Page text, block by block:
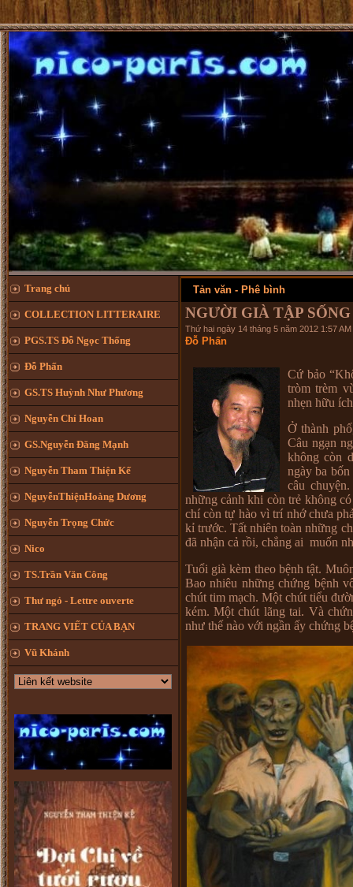
Trang chủ
COLLECTION LITTERAIRE
PGS.TS Đỗ Ngọc Thống
Đỗ Phấn
GS.TS Huỳnh Như Phương
Nguyễn Chí Hoan
GS.Nguyễn Đăng Mạnh
Nguyễn Tham Thiện Kế
NguyễnThiệnHoàng Dương
Nguyễn Trọng Chức
Nico
TS.Trần Văn Công
Thư ngỏ - Lettre ouverte
TRANG VIẾT CỦA BẠN
Vũ Khánh
Tản văn - Phê bình
NGƯỜI GIÀ TẬP SỐNG
Thứ hai ngày 14 tháng 5 năm 2012 1:57 AM
Đỗ Phấn
Cứ bảo
tròm trèm
nhẹn hữu
Ở thành
Câu ngạn
không còn
ngày ba
câu
những cảnh khi còn trẻ không
chí còn tự hào vì trí nhớ chưa
kỉ trước. Tất nhiên toàn những
đã nhận cả rồi, chẳng ai muốn
Tuổi già kèm theo bệnh tật.
Bao nhiêu những chứng bệnh
chút tim mạch. Một chút tiểu
kém. Một chút lãng tai. Và
như thế nào với ngần ấy chứng